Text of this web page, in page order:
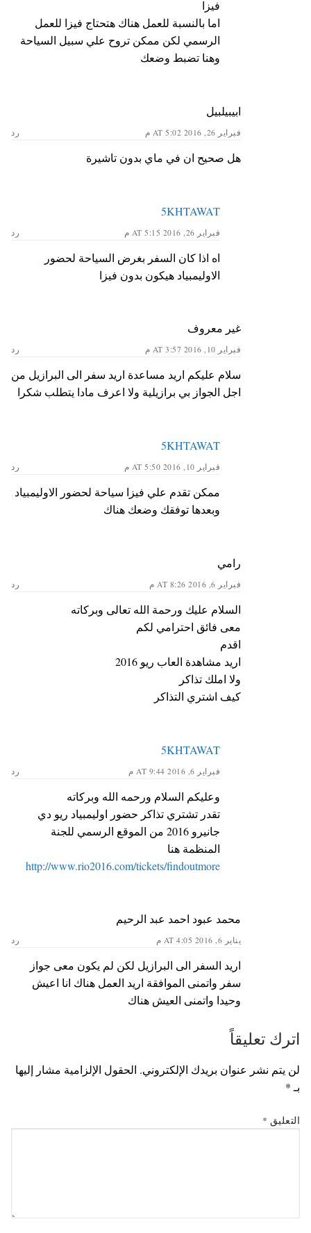
فيزا
اما بالنسبة للعمل هناك هتحتاج فيزا للعمل
الرسمي لكن ممكن تروح علي سبيل السياحة
وهنا تضبط وضعك
ابيبيلبيل
فبراير 26, 2016 AT 5:02 م رد
هل صحيح ان في ماي بدون تاشيرة
5KHTAWAT
فبراير 26, 2016 AT 5:15 م رد
اه اذا كان السفر بغرض السياحة لحضور
الاوليمبياد هيكون بدون فيزا
غير معروف
فبراير 10, 2016 AT 3:57 م رد
سلام عليكم اريد مساعدة اريد سفر الى البرازيل من
اجل الجواز بي برازيلية ولا اعرف مادا يتطلب شكرا
5KHTAWAT
فبراير 10, 2016 AT 5:50 م رد
ممكن تقدم علي فيزا سياحة لحضور الاوليمبياد
وبعدها توفقك وضعك هناك
رامي
فبراير 6, 2016 AT 8:26 م رد
السلام عليك ورحمة الله تعالى وبركاته
معى فائق احترامي لكم
اقدم
اريد مشاهدة العاب ريو 2016
ولا املك تذاكر
كيف اشتري التذاكر
5KHTAWAT
فبراير 6, 2016 AT 9:44 م رد
وعليكم السلام ورحمه الله وبركاته
تقدر تشتري تذاكر حضور اوليمبياد ريو دي
جانيرو 2016 من الموقع الرسمي للجنة
المنظمة هنا
http://www.rio2016.com/tickets/findoutmore
محمد عبود احمد عبد الرحيم
يناير 6, 2016 AT 4:05 م رد
اريد السفر الى البرازيل لكن لم يكون معى جواز
سفر واتمنى الموافقة اريد العمل هناك انا اعيش
وحيدا واتمنى العيش هناك
اترك تعليقاً
لن يتم نشر عنوان بريدك الإلكتروني. الحقول الإلزامية مشار إليها
بـ *
التعليق *